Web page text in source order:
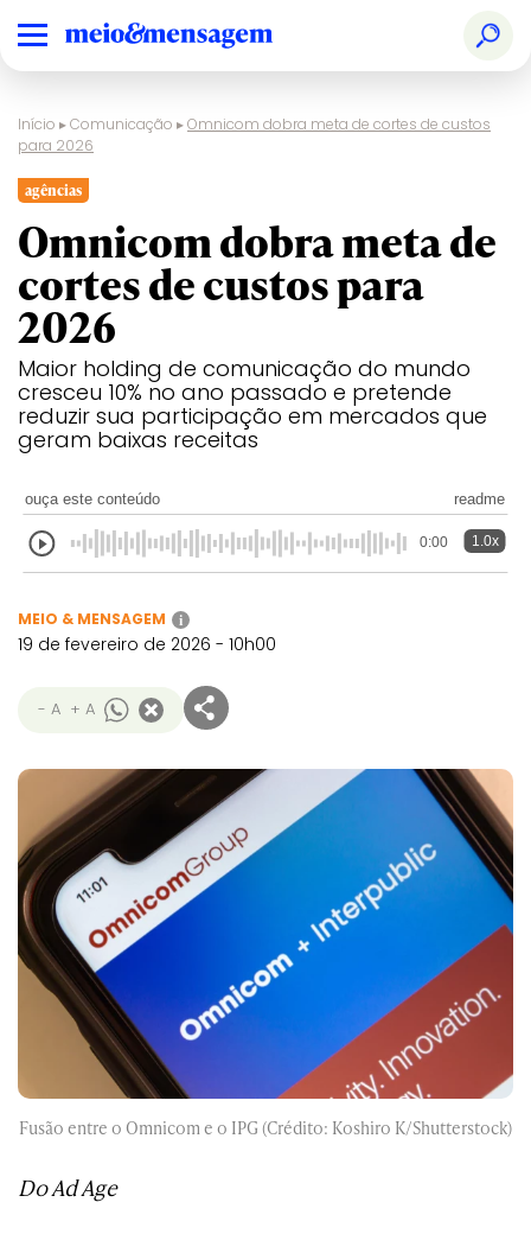
Início ▸Comunicação ▸Omnicom dobra meta de cortes de custos
para 2026
agências
Omnicom dobra meta de
cortes de custos para
2026
Maior holding de comunicação do mundo
cresceu 10% no ano passado e pretende
reduzir sua participação em mercados que
geram baixas receitas
ouça este conteúdo readme
0:00 1.0x
MEIO & MENSAGEM i
19 de fevereiro de 2026 - 10h00
- A + A
Fusão entre o Omnicom e o IPG (Crédito: Koshiro K/Shutterstock)
Do Ad Age